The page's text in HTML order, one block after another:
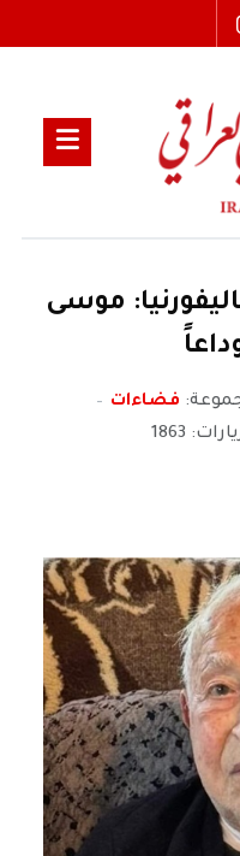
موسى
فضاءات
1863